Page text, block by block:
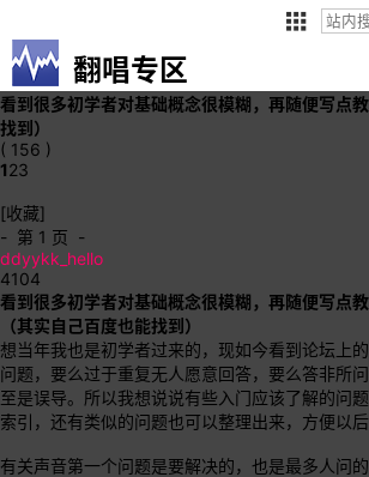
翻唱专区
看到很多初学者对基础概念很模糊，再随便写点
找到）
( 156 )
123
[收藏]
- 第 1 页 -
ddyykk_hello
4104
看到很多初学者对基础概念很模糊，再随便写点
（其实自己百度也能找到）
想当年我也是初学者过来的，现如今看到论坛上
问题，要么过于重复无人愿意回答，要么答非所
至是误导。所以我想说说有些入门应该了解的问
索引，还有类似的问题也可以整理出来，方便以后
有关声音第一个问题是要解决的，也是最多人问